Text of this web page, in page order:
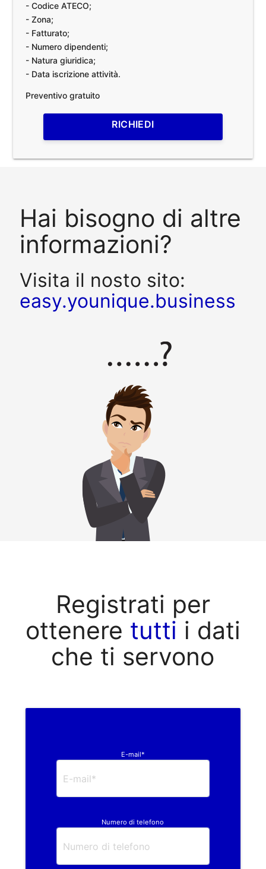
- Codice ATECO;
- Zona;
- Fatturato;
- Numero dipendenti;
- Natura giuridica;
- Data iscrizione attività.
Preventivo gratuito
RICHIEDI
Hai bisogno di altre
informazioni?
Visita il nosto sito:
easy.younique.business
Registrati per
ottenere tutti i dati
che ti servono
E-mail*
Numero di telefono